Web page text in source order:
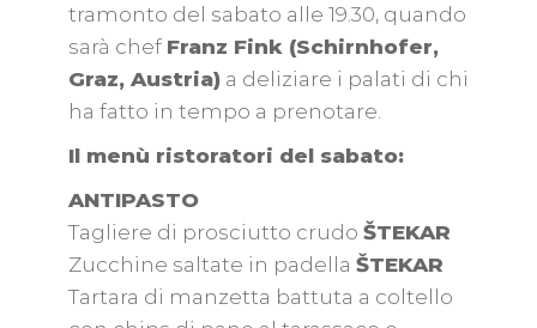
tramonto del sabato alle 19.30, quando
sarà chef Franz Fink (Schirnhofer,
Graz, Austria)a deliziare i palati di chi
ha fatto in tempo a prenotare.
Il menù ristoratori del sabato:
ANTIPASTO
Tagliere di prosciutto crudo ŠTEKAR
Zucchine saltate in padella ŠTEKAR
Tartara di manzetta battuta a coltello